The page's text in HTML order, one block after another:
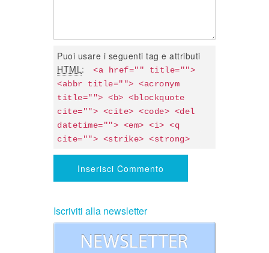
Puoi usare i seguenti tag e attributi
HTML:
<a href="" title="">
<abbr title=""> <acronym
title=""> <b> <blockquote
cite=""> <cite> <code> <del
datetime=""> <em> <i> <q
cite=""> <strike> <strong>
Iscriviti alla newsletter